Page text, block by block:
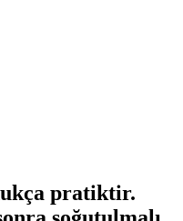
pratiktir.